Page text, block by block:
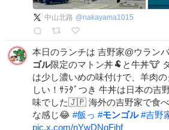
中山北路 @nakayama1015
本日のランチは 吉野家@ウラ
ゴル限定のマトン丼🐏と牛丼🐮
は少し濃いめの味付けで、羊肉
しい！ｻﾗﾀﾞつき 牛丼は日本の吉
味でした🇯🇵 海外の吉野家で食
な感じ😂 #飯っ #モンゴル #吉野
pic.x.com/nYwDNqFihf